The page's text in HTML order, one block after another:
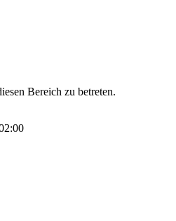
Bereich zu betreten.